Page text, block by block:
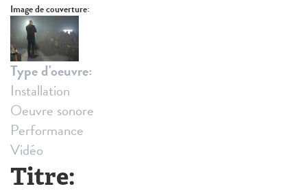
Image de couverture:
Type d'oeuvre:
Installation
Oeuvre sonore
Performance
Vidéo
Titre: